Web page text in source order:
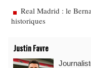
Real Madrid : le
historiques
Justin Favre